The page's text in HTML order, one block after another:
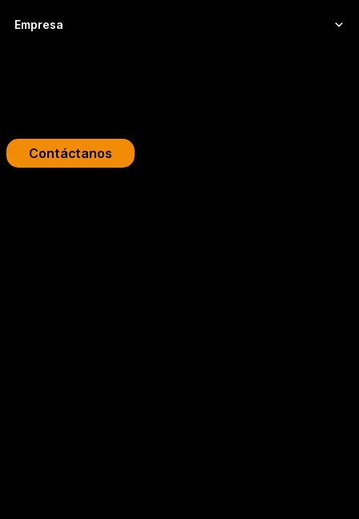
Empresa
Contáctanos